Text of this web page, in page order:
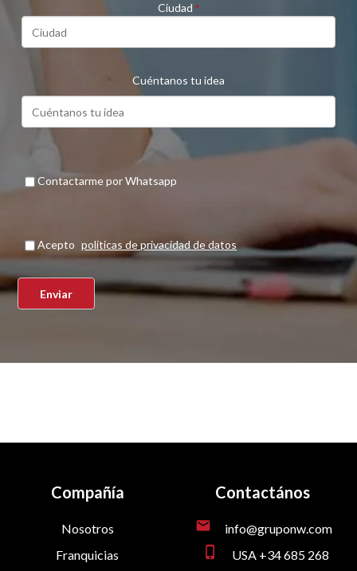
Ciudad *
Cuéntanos tu idea
Contactarme por Whatsapp
Acepto políticas de privacidad de datos
Contactános
mail info@gruponw.com
phone_iphone
USA +34 685 268
Compañía
Nosotros
Franquicias